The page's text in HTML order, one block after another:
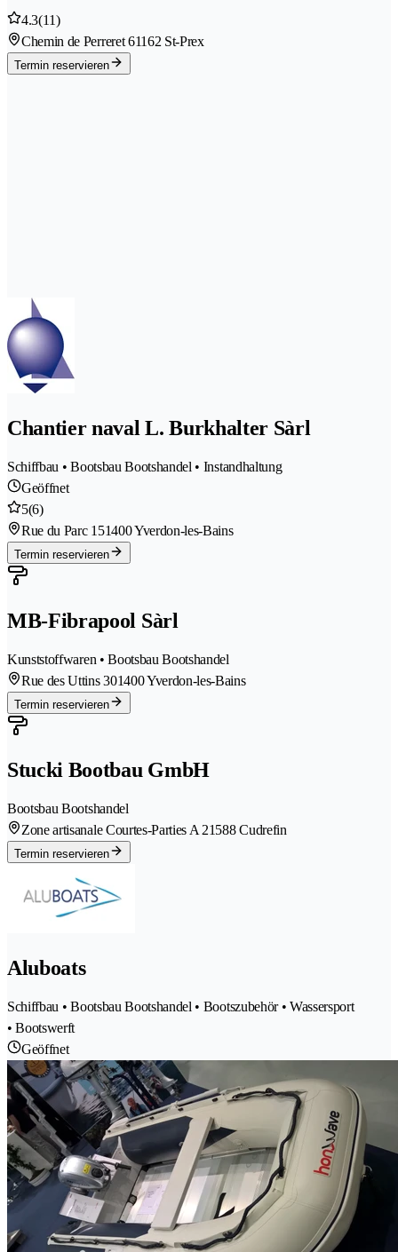
4.3(11)
Chemin de Perreret 61162 St-Prex
Termin reservieren
Chantier naval L. Burkhalter Sàrl
Schiffbau • Bootsbau Bootshandel • Instandhaltung
Geöffnet
5(6)
Rue du Parc 151400 Yverdon-les-Bains
Termin reservieren
MB-Fibrapool Sàrl
Kunststoffwaren • Bootsbau Bootshandel
Rue des Uttins 301400 Yverdon-les-Bains
Termin reservieren
Stucki Bootbau GmbH
Bootsbau Bootshandel
Zone artisanale Courtes-Parties A 21588 Cudrefin
Termin reservieren
Aluboats
Schiffbau • Bootsbau Bootshandel • Bootszubehör • Wassersport
• Bootswerft
Geöffnet